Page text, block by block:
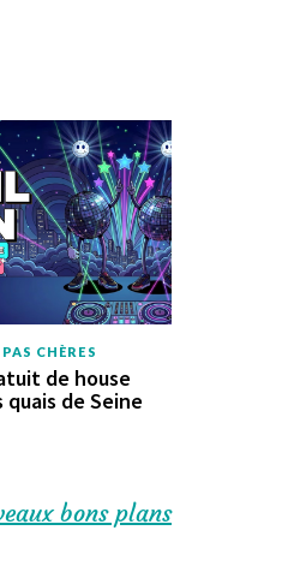
CHÈRES
de house
quais de Seine
bons plans